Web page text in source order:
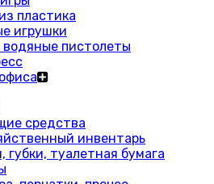
пластика
игрушки
пистолеты
средства
инвентарь
губки, туалетная бумага